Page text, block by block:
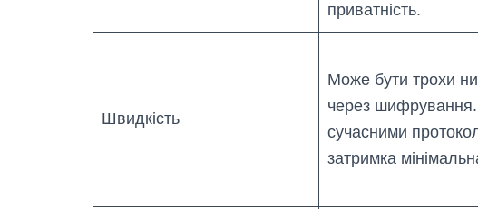
приватність.
Швидкість
Може бути трохи
через
сучасними
затримка